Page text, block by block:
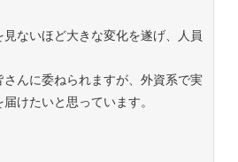
ないほど大きな変化を遂げ、人員
んに委ねられますが、外資系で実
けたいと思っています。